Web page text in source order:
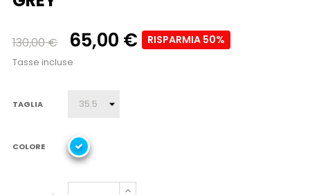
130,00 € 65,00 € RISPARMIA 50%
Tasse incluse
TAGLIA
COLORE